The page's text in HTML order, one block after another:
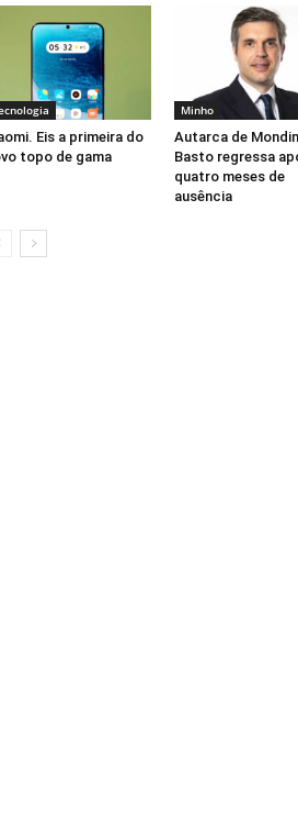
Eis a primeira do
topo de gama
Minho
Autarca de
Basto regressa
quatro meses de
ausência